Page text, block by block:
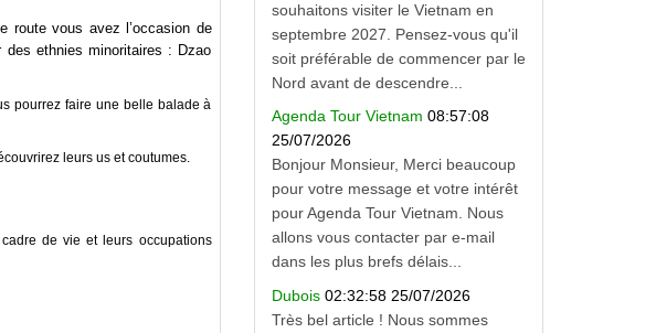
route vous avez l’occasion de
ethnies minoritaires : Dzao
pourrez faire une belle balade à
leurs us et coutumes.
de vie et leurs occupations
souhaitons visiter le Vietnam en
septembre 2027. Pensez-vous qu'il
soit préférable de commencer par le
Nord avant de descendre...
Agenda Tour Vietnam 08:57:08
25/07/2026
Bonjour Monsieur, Merci beaucoup
pour votre message et votre intérêt
pour Agenda Tour Vietnam. Nous
allons vous contacter par e-mail
dans les plus brefs délais...
Dubois 02:32:58 25/07/2026
Très bel article ! Nous sommes